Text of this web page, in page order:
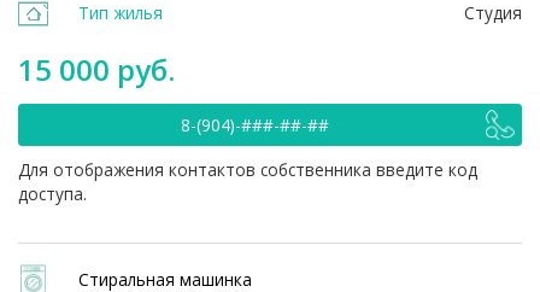
Тип жилья Студия
15 000 руб.
8-(904)-###-##-##
Для отображения контактов собственника введите код
доступа.
Стиральная машинка